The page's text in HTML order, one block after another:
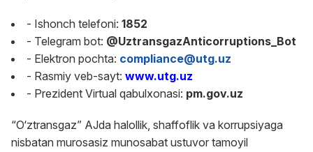
- Ishonch telefoni: 1852
- Telegram bot: @UztransgazAnticorruptions_Bot
- Elektron pochta: compliance@utg.uz
- Rasmiy veb-sayt: www.utg.uz
- Prezident Virtual qabulxonasi: pm.gov.uz
“O‘ztransgaz” AJda halollik, shaffoflik va korrupsiyaga
nisbatan murosasiz munosabat ustuvor tamoyil